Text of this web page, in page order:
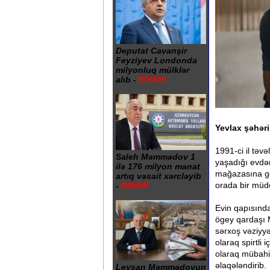
Deputat Cavanşir
Feyziyev Londonda
milyonluq mülklər
alıb - SİYAHI
Saleh Məmmədov 1
ilə 176 milyon manat
artıq vəsait xərcləyib
- RƏSMİ
Leysan Məmmədovun
Yevlax
1991-ci il
yaşadığı
mağazasına
orada bir
Evin
ögey qardaşı
sərxoş
olaraq spirtli
olaraq
əlaqələndirib.